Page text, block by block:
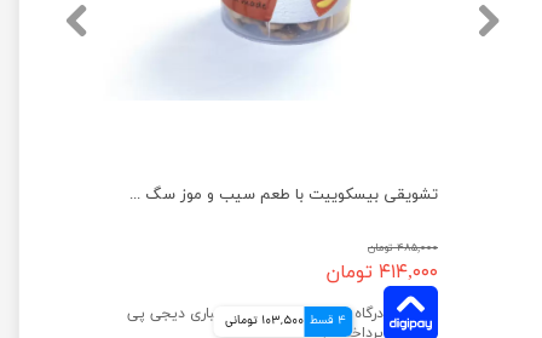
تشویقی بیسکوییت با طعم سیب و موز سگ دودوتی وزن 150 گرم
۴۸۵,۰۰۰ تومان
۴۱۴,۰۰۰ تومان
4 قسط 103,500 تومانی